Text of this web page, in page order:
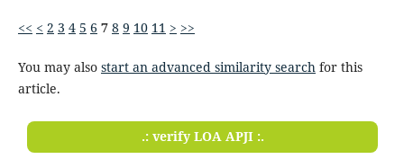
<< < 2 3 4 5 6 7 8 9 10 11 > >>
You may also start an advanced similarity searchfor this
article.
.: verify LOA APJI :.